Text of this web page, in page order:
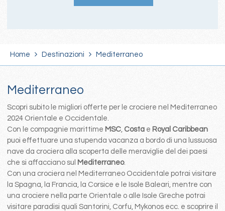
Home Destinazioni Mediterraneo
Mediterraneo
Scopri subito le migliori offerte per le crociere nel Mediterraneo
2024 Orientale e Occidentale.
Con le compagnie marittime MSC, Costa e Royal Caribbean
puoi effettuare una stupenda vacanza a bordo di una lussuosa
nave da crociera alla scoperta delle meraviglie del dei paesi
che si affacciano sul Mediterraneo.
Con una crociera nel Mediterraneo Occidentale potrai visitare
la Spagna, la Francia, la Corsice e le Isole Baleari, mentre con
una crociere nella parte Orientale o alle Isole Greche potrai
visitare paradisi quali Santorini, Corfu, Mykonos ecc. e scoprire il